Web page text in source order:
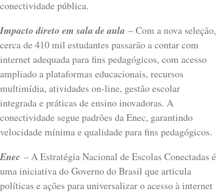
conectividade pública.
Impacto direto em sala de aula – Com a nova seleção,
cerca de 410 mil estudantes passarão a contar com
internet adequada para fins pedagógicos, com acesso
ampliado a plataformas educacionais, recursos
multimídia, atividades on-line, gestão escolar
integrada e práticas de ensino inovadoras. A
conectividade segue padrões da Enec, garantindo
velocidade mínima e qualidade para fins pedagógicos.
Enec – A Estratégia Nacional de Escolas Conectadas é
uma iniciativa do Governo do Brasil que articula
políticas e ações para universalizar o acesso à internet